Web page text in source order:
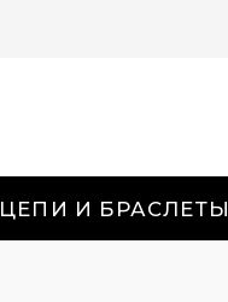
ЦЕПИ И БРАСЛЕТЫ